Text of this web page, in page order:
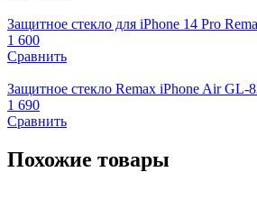
Защитное стекло для iPhone 14 Pro
1 600
Сравнить
Защитное стекло Remax iPhone Air GL-
1 690
Сравнить
Похожие товары